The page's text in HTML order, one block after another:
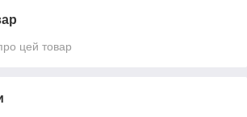
цей товар